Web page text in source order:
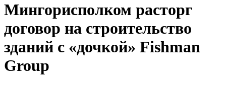
Мингорисполком расторг
договор на строительство
зданий с «дочкой» Fishman
Group